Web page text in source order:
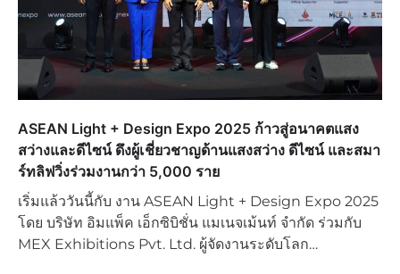
ASEAN Light + Design Expo 2025 ก้าวสู่อนาคตแสง
สว่างและดีไซน์ ดึงผู้เชี่ยวชาญด้านแสงสว่าง ดีไซน์ และสมา
ร์ทลิฟวิ่งร่วมงานกว่า 5,000 ราย
เริ่มแล้ววันนี้กับ งาน ASEAN Light + Design Expo 2025
โดย บริษัท อิมแพ็ค เอ็กซิบิชั่น แมเนจเม้นท์ จำกัด ร่วมกับ
MEX Exhibitions Pvt. Ltd. ผู้จัดงานระดับโลก…